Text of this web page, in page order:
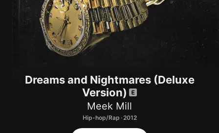
Dreams and Nightmares (Deluxe
Version)
Meek Mill
Hip-hop/Rap · 2012